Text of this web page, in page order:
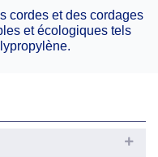
cordes et des cordages
et écologiques tels